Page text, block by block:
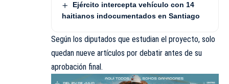
Ejército intercepta vehículo con 14
haitianos indocumentados en Santiago
Según los diputados que estudian el proyecto, solo
quedan nueve artículos por debatir antes de su
aprobación final.